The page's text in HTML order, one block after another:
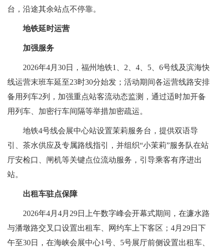
台，沿途其余站点不停靠。
地铁延时运营
加强服务
2026年4月30日，福州地铁1、2、4、5、6号线及滨海快
线运营末班车延至23时30分始发；活动期间各运营线路安排
备用列车2列，加强重点站客流动态监测，通过适时加开备
用列车、加密行车间隔等举措加密疏运。
地铁4号线会展中心站设置茉莉服务台，提供双语导
引、茶水供应及专属路线指引，并组织“小茉莉”服务队在站
厅安检口、闸机等关键点位流动服务，引导乘客有序进出
站。
出租车驻点保障
2026年4月4月29日上午数字峰会开幕式期间，在濂水路
与潘墩路交叉口设置出租车、网约车上下客区；4月29日下
午至30日，在海峡会展中心1号、5号展厅前侧设置出租车、